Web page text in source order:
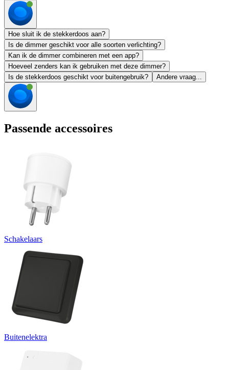
Hoe sluit ik de stekkerdoos aan?
Is de dimmer geschikt voor alle soorten verlichting?
Kan ik de dimmer combineren met een app?
Hoeveel zenders kan ik gebruiken met deze dimmer?
Is de stekkerdoos geschikt voor buitengebruik?
Andere vraag...
Passende accessoires
Schakelaars
Buitenelektra